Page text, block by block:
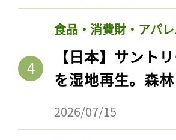
食品・消費財・アパ
【日本】サント
を湿地再生。森
2026/07/15